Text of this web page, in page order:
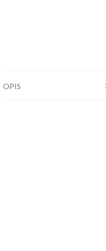
OPIS